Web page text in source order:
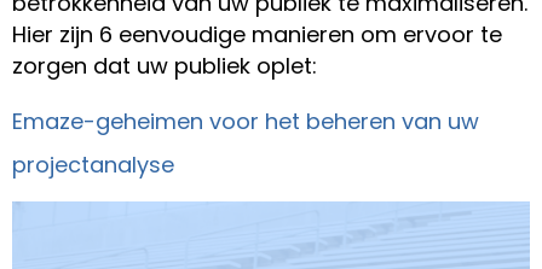
Hier zijn 6 eenvoudige manieren om ervoor te
zorgen dat uw publiek oplet:
Emaze-geheimen voor het beheren van uw
projectanalyse